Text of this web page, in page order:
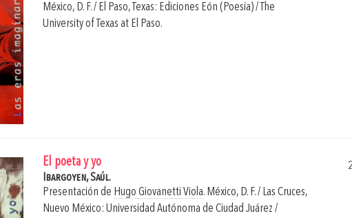
México, D. F. / El Paso, Texas: Ediciones Eón (Poesía) / The
University of Texas at El Paso.
El poeta y yo
Ibargoyen, Saúl.
Presentación de Hugo Giovanetti Viola. México, D. F. / Las Cruces,
Nuevo México: Universidad Autónoma de Ciudad Juárez /